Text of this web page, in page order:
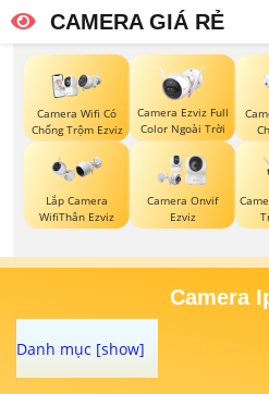
CAMERA GIÁ RẺ
Camera Wifi Có
Chống Trộm Ezviz
Camera Ezviz Full
Color Ngoài Trời
Lắp Camera
WifiThân Ezviz
Camera Onvif
Ezviz
Camera